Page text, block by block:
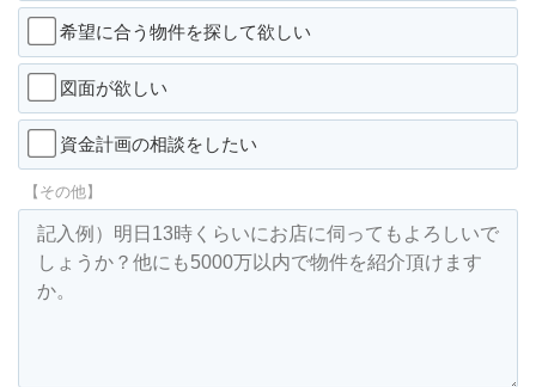
希望に合う物件を探して欲しい
図面が欲しい
資金計画の相談をしたい
【その他】